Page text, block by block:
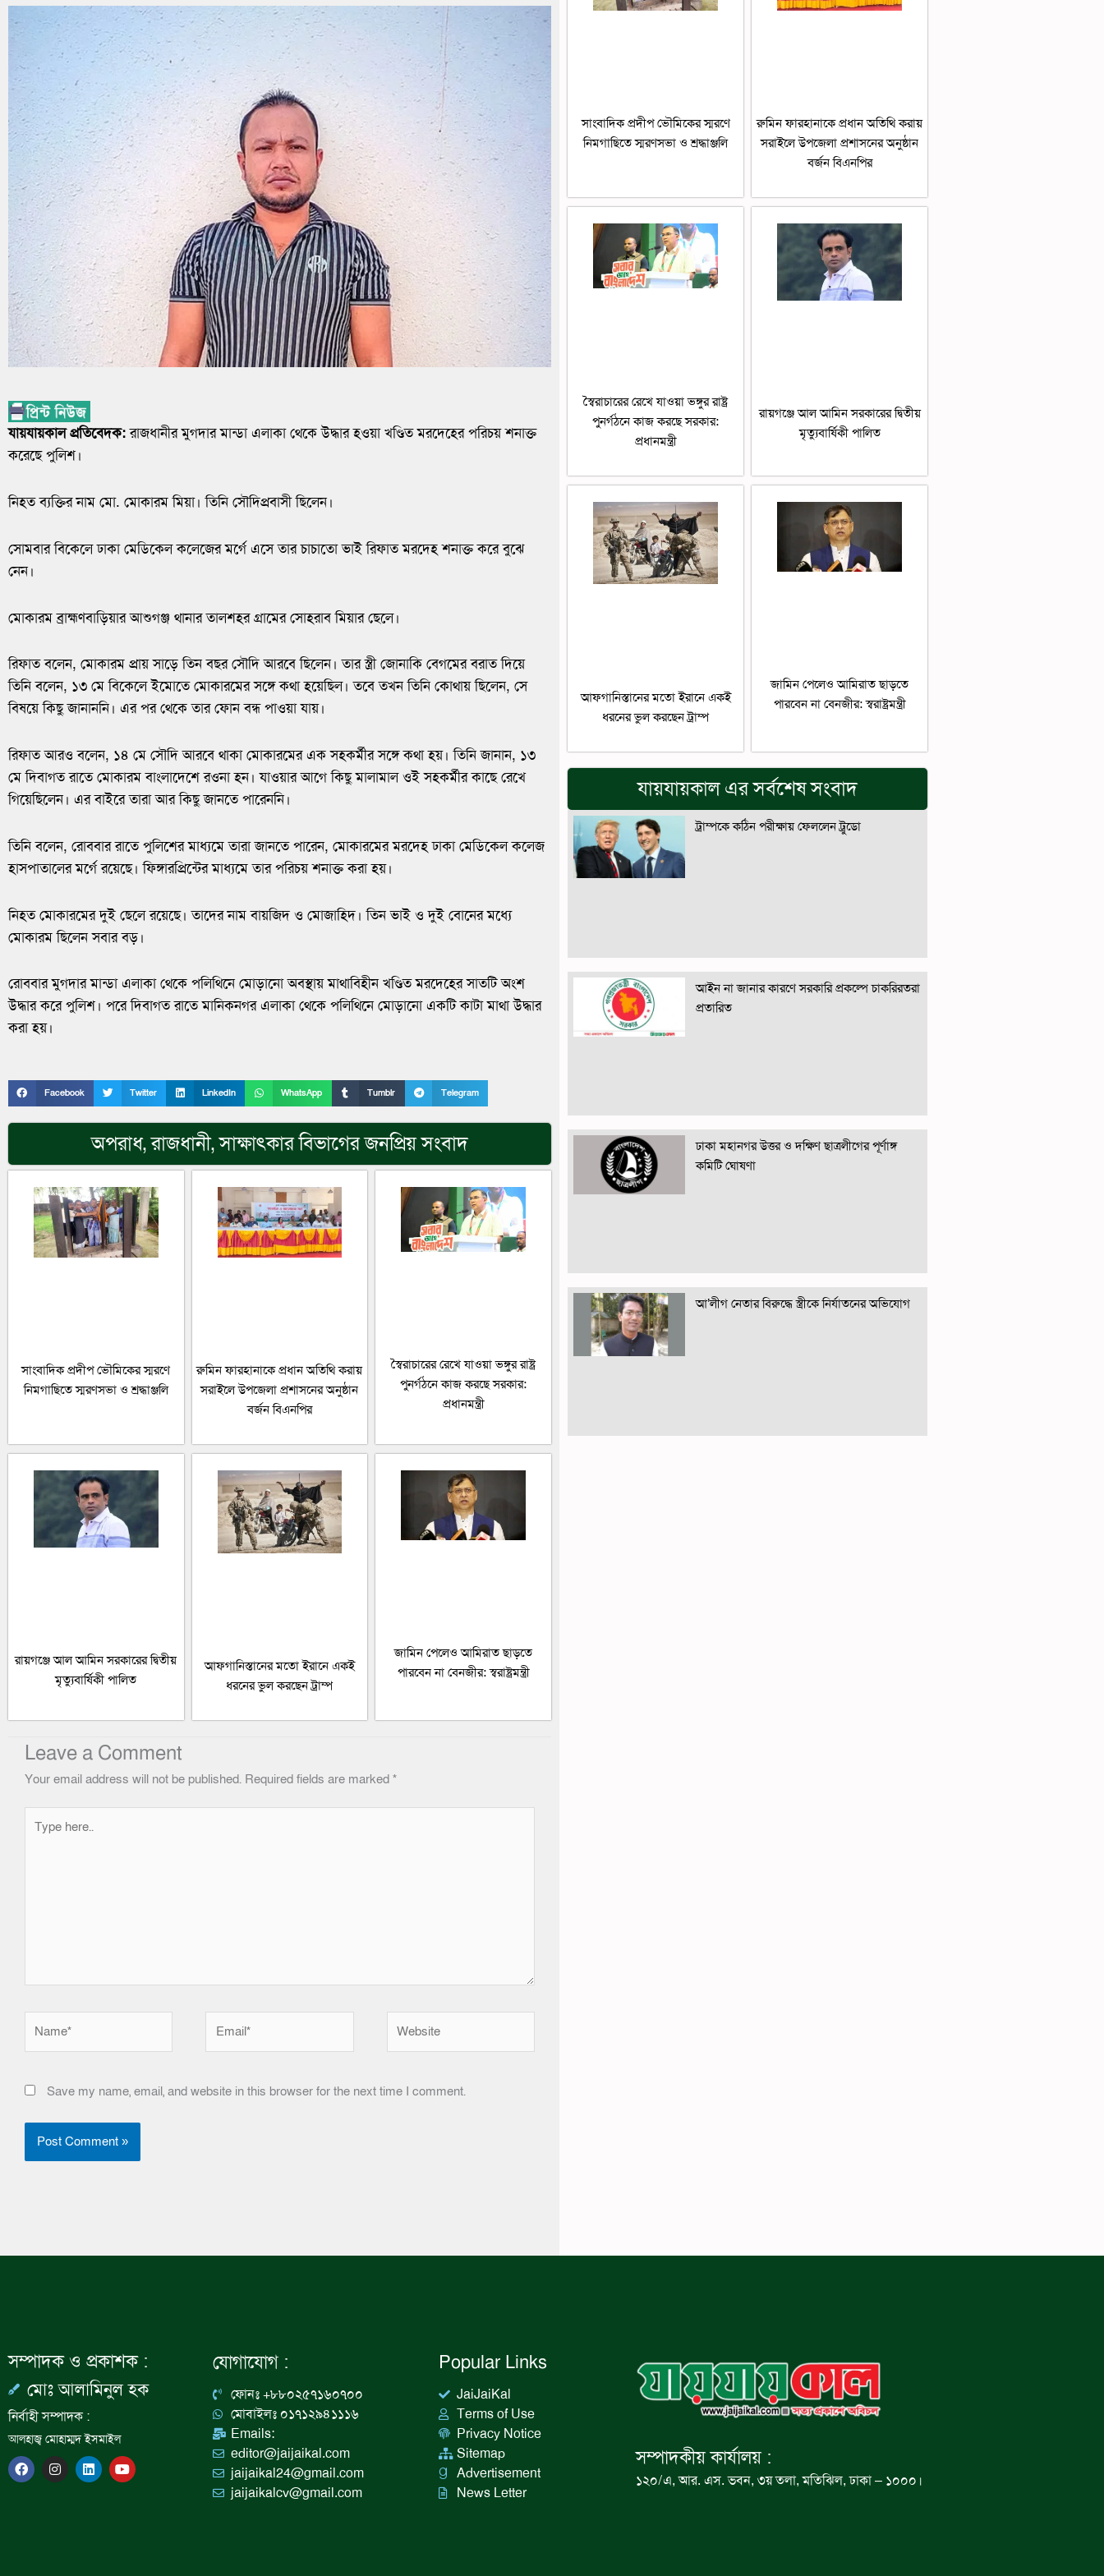
যায়যায়কাল প্রতিবেদক:রাজধানীর মুগদার মান্ডা এলাকা থেকে উদ্ধার হওয়া খণ্ডিত মরদেহের পরিচয় শনাক্ত
করেছে পুলিশ।
নিহত ব্যক্তির নাম মো. মোকারম মিয়া। তিনি সৌদিপ্রবাসী ছিলেন।
সোমবার বিকেলে ঢাকা মেডিকেল কলেজের মর্গে এসে তার চাচাতো ভাই রিফাত মরদেহ শনাক্ত করে বুঝে
নেন।
মোকারম ব্রাহ্মণবাড়িয়ার আশুগঞ্জ থানার তালশহর গ্রামের সোহরাব মিয়ার ছেলে।
রিফাত বলেন, মোকারম প্রায় সাড়ে তিন বছর সৌদি আরবে ছিলেন। তার স্ত্রী জোনাকি বেগমের বরাত দিয়ে
তিনি বলেন, ১৩ মে বিকেলে ইমোতে মোকারমের সঙ্গে কথা হয়েছিল। তবে তখন তিনি কোথায় ছিলেন, সে
বিষয়ে কিছু জানাননি। এর পর থেকে তার ফোন বন্ধ পাওয়া যায়।
রিফাত আরও বলেন, ১৪ মে সৌদি আরবে থাকা মোকারমের এক সহকর্মীর সঙ্গে কথা হয়। তিনি জানান, ১৩
মে দিবাগত রাতে মোকারম বাংলাদেশে রওনা হন। যাওয়ার আগে কিছু মালামাল ওই সহকর্মীর কাছে রেখে
গিয়েছিলেন। এর বাইরে তারা আর কিছু জানতে পারেননি।
তিনি বলেন, রোববার রাতে পুলিশের মাধ্যমে তারা জানতে পারেন, মোকারমের মরদেহ ঢাকা মেডিকেল কলেজ
হাসপাতালের মর্গে রয়েছে। ফিঙ্গারপ্রিন্টের মাধ্যমে তার পরিচয় শনাক্ত করা হয়।
নিহত মোকারমের দুই ছেলে রয়েছে। তাদের নাম বায়জিদ ও মোজাহিদ। তিন ভাই ও দুই বোনের মধ্যে
মোকারম ছিলেন সবার বড়।
রোববার মুগদার মান্ডা এলাকা থেকে পলিথিনে মোড়ানো অবস্থায় মাথাবিহীন খণ্ডিত মরদেহের সাতটি অংশ
উদ্ধার করে পুলিশ। পরে দিবাগত রাতে মানিকনগর এলাকা থেকে পলিথিনে মোড়ানো একটি কাটা মাথা উদ্ধার
করা হয়।
Facebook Twitter LinkedIn WhatsApp Tumblr Telegram
অপরাধ,রাজধানী,সাক্ষাৎকারবিভাগের জনপ্রিয় সংবাদ
সাংবাদিক প্রদীপ ভৌমিকের স্মরণে
নিমগাছিতে স্মরণসভা ও শ্রদ্ধাঞ্জলি
রুমিন ফারহানাকে প্রধান অতিথি করায়
সরাইলে উপজেলা প্রশাসনের অনুষ্ঠান
বর্জন বিএনপির
স্বৈরাচারের রেখে যাওয়া ভঙ্গুর রাষ্ট্র
পুনর্গঠনে কাজ করছে সরকার:
প্রধানমন্ত্রী
রায়গঞ্জে আল আমিন সরকারের দ্বিতীয়
মৃত্যুবার্ষিকী পালিত
আফগানিস্তানের মতো ইরানে একই
ধরনের ভুল করছেন ট্রাম্প
জামিন পেলেও আমিরাত ছাড়তে
পারবেন না বেনজীর: স্বরাষ্ট্রমন্ত্রী
Leave a Comment
Your email address will not be published. Required fields are marked *
here..
Save my name, email, and website in this browser for the next time I comment.
সাংবাদিক প্রদীপ ভৌমিকের স্মরণে
নিমগাছিতে স্মরণসভা ও শ্রদ্ধাঞ্জলি
রুমিন ফারহানাকে প্রধান অতিথি করায়
সরাইলে উপজেলা প্রশাসনের অনুষ্ঠান
বর্জন বিএনপির
স্বৈরাচারের রেখে যাওয়া ভঙ্গুর রাষ্ট্র
পুনর্গঠনে কাজ করছে সরকার:
প্রধানমন্ত্রী
রায়গঞ্জে আল আমিন সরকারের দ্বিতীয়
মৃত্যুবার্ষিকী পালিত
আফগানিস্তানের মতো ইরানে একই
ধরনের ভুল করছেন ট্রাম্প
জামিন পেলেও আমিরাত ছাড়তে
পারবেন না বেনজীর: স্বরাষ্ট্রমন্ত্রী
যায়যায়কাল এর সর্বশেষ সংবাদ
ট্রাম্পকে কঠিন পরীক্ষায় ফেললেন ট্রুডো
আইন না জানার কারণে সরকারি প্রকল্পে চাকরিরতরা
প্রতারিত
ঢাকা মহানগর উত্তর ও দক্ষিণ ছাত্রলীগের পূর্ণাঙ্গ
কমিটি ঘোষণা
আ’লীগ নেতার বিরুদ্ধে স্ত্রীকে নির্যাতনের অভিযোগ
সম্পাদক ও প্রকাশক :
মোঃ আলামিনুল হক
নির্বাহী সম্পাদক :
আলহাজ্ব মোহাম্মদ ইসমাইল
F
a
c
I
n
s
L
i
n
Y
o
u
যোগাযোগ :
ফোনঃ +৮৮০২৫৭১৬০৭০০
মোবাইলঃ ০১৭১২৯৪১১১৬
Emails:
editor@jaijaikal.com
jaijaikal24@gmail.com
jaijaikalcv@gmail.com
Popular Links
JaiJaiKal
Terms of Use
Privacy Notice
Sitemap
Advertisement
News Letter
সম্পাদকীয় কার্যালয় :
১২০/এ, আর. এস. ভবন, ৩য় তলা, মতিঝিল, ঢাকা – ১০০০।